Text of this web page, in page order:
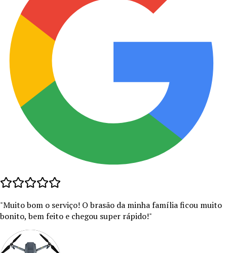
"Muito bom o serviço! O brasão da minha família ficou muito
bonito, bem feito e chegou super rápido!"